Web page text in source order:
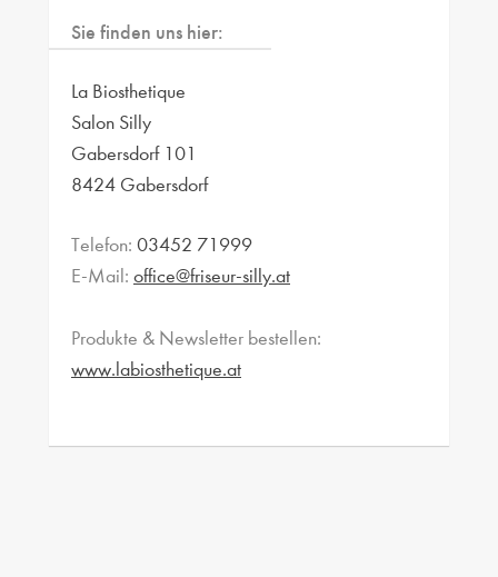
Sie finden uns hier:
La Biosthetique
Salon Silly
Gabersdorf 101
8424 Gabersdorf
Telefon: 03452 71999
E-Mail: office@friseur-silly.at
Produkte & Newsletter bestellen:
www.labiosthetique.at